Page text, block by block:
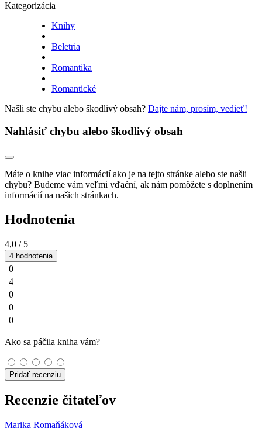
Kategorizácia
Knihy
Beletria
Romantika
Romantické
Našli ste chybu alebo škodlivý obsah? Dajte nám, prosím, vedieť!
Nahlásiť chybu alebo škodlivý obsah
Máte o knihe viac informácií ako je na tejto stránke alebo ste našli
chybu? Budeme vám veľmi vďační, ak nám pomôžete s doplnením
informácií na našich stránkach.
Hodnotenia
4,0 / 5
4 hodnotenia
0
4
0
0
0
Ako sa páčila kniha vám?
Pridať recenziu
Recenzie čitateľov
Marika Romaňáková